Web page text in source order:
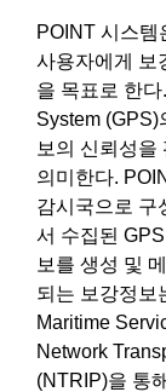
POINT 시스템
사용자에게 보
을 목표로 한
System (GPS)
보의 신뢰성을
의미한다.
감시국으로 구
서 수집된
보를 생성 및
되는 보강정보
Maritime
Network
(NTRIP)을 통